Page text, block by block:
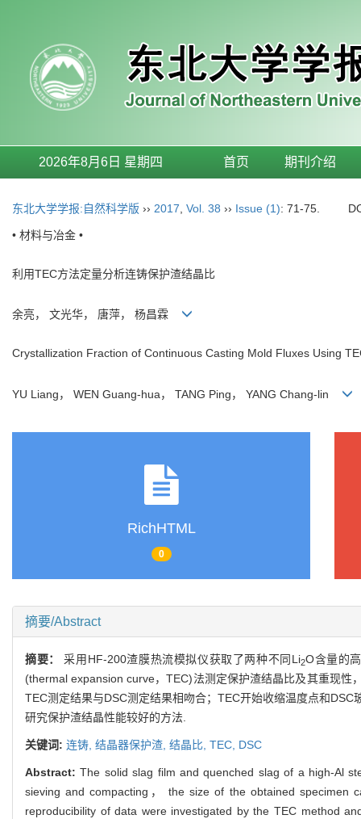
2026年8月6日 星期四 首页 期刊介绍
东北大学学报:自然科学版 ›› 2017 Vol. 38 ›› Issue (1): 71-75.
• 材料与冶金 •
利用TEC方法定量分析连铸保护渣结晶比
余亮， 文光华， 唐萍， 杨昌霖
Crystallization Fraction of Continuous Casting Mold Fluxes Using
YU Liang， WEN Guang-hua， TANG Ping， YANG Chang-lin
RichHTML
0
摘要/Abstract
摘要：采用HF-200渣膜热流模拟仪获取了两种不同Li2O含量的
(thermal expansion curve，TEC)法测定保护渣结晶比及其重现性
TEC测定结果与DSC测定结果相吻合；TEC开始收缩温度点和
研究保护渣结晶性能较好的方法.
关键词: 连铸, 结晶器保护渣, 结晶比, TEC, DSC
Abstract:The solid slag film and quenched slag of a high-Al
sieving and compacting， the size of the obtained specimen
reproducibility of data were investigated by the TEC method